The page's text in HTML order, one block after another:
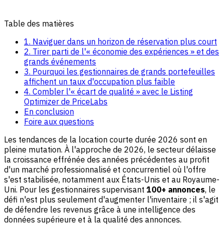
Table des matières
1. Naviguer dans un horizon de réservation plus court
2. Tirer parti de l'« économie des expériences » et des
grands événements
3. Pourquoi les gestionnaires de grands portefeuilles
affichent un taux d'occupation plus faible
4. Combler l'« écart de qualité » avec le Listing
Optimizer de PriceLabs
En conclusion
Foire aux questions
Les tendances de la location courte durée 2026 sont en
pleine mutation. À l'approche de 2026, le secteur délaisse
la croissance effrénée des années précédentes au profit
d'un marché professionnalisé et concurrentiel où l'offre
s'est stabilisée, notamment aux États-Unis et au Royaume-
Uni. Pour les gestionnaires supervisant 100+ annonces, le
défi n'est plus seulement d'augmenter l'inventaire ; il s'agit
de défendre les revenus grâce à une intelligence des
données supérieure et à la qualité des annonces.